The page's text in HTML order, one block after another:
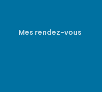
Mes rendez-vous